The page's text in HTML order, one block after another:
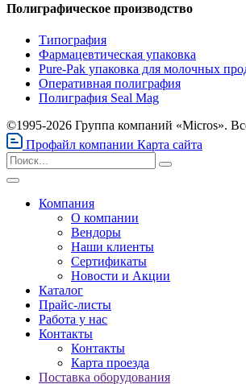
Полиграфическое производство
Типография
Фармацевтическая упаковка
Pure-Pak упаковка для молочных
Оперативная полиграфия
Полиграфия Seal Mag
©1995-2026 Группа компаний «Micros».
Профайл компании Карта сайта
Компания
О компании
Вендоры
Наши клиенты
Сертификаты
Новости и Акции
Каталог
Прайс-листы
Работа у нас
Контакты
Контакты
Карта проезда
Поставка оборудования